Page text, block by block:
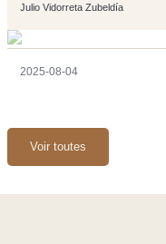
Julio Vidorreta Zubeldía
2025-08-04
Voir toutes